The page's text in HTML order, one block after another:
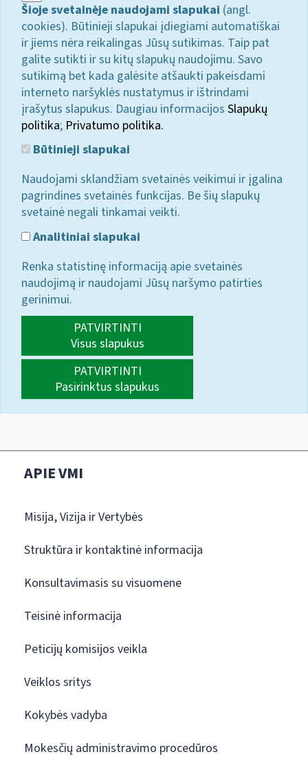
Šioje svetainėje naudojami slapukai (angl.
cookies). Būtinieji slapukai įdiegiami automatiškai
ir jiems nėra reikalingas Jūsų sutikimas. Taip pat
galite sutikti ir su kitų slapukų naudojimu. Savo
sutikimą bet kada galėsite atšaukti pakeisdami
interneto naršyklės nustatymus ir ištrindami
įrašytus slapukus. Daugiau informacijos Slapukų
politika; Privatumo politika.
Būtinieji slapukai
Naudojami sklandžiam svetainės veikimui ir įgalina
pagrindines svetainės funkcijas. Be šių slapukų
svetainė negali tinkamai veikti.
Analitiniai slapukai
Renka statistinę informaciją apie svetainės
naudojimą ir naudojami Jūsų naršymo patirties
gerinimui.
PATVIRTINTI
Visus slapukus
PATVIRTINTI
Pasirinktus slapukus
APIE VMI
Misija, Vizija ir Vertybės
Struktūra ir kontaktinė informacija
Konsultavimasis su visuomene
Teisinė informacija
Peticijų komisijos veikla
Veiklos sritys
Kokybės vadyba
Mokesčių administravimo procedūros